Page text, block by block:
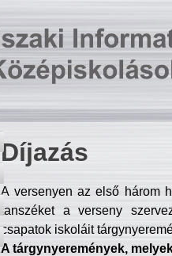
Díjazás
A versenyen az első három
tanszéket a verseny
csapatok iskoláit
A tárgynyeremények,